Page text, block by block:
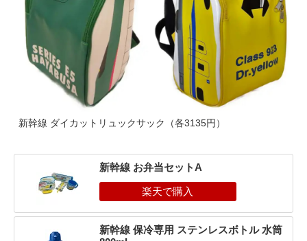
新幹線 ダイカットリュックサック（各3135円）
新幹線 お弁当セットA
新幹線 保冷専用 ステンレスボトル 水筒